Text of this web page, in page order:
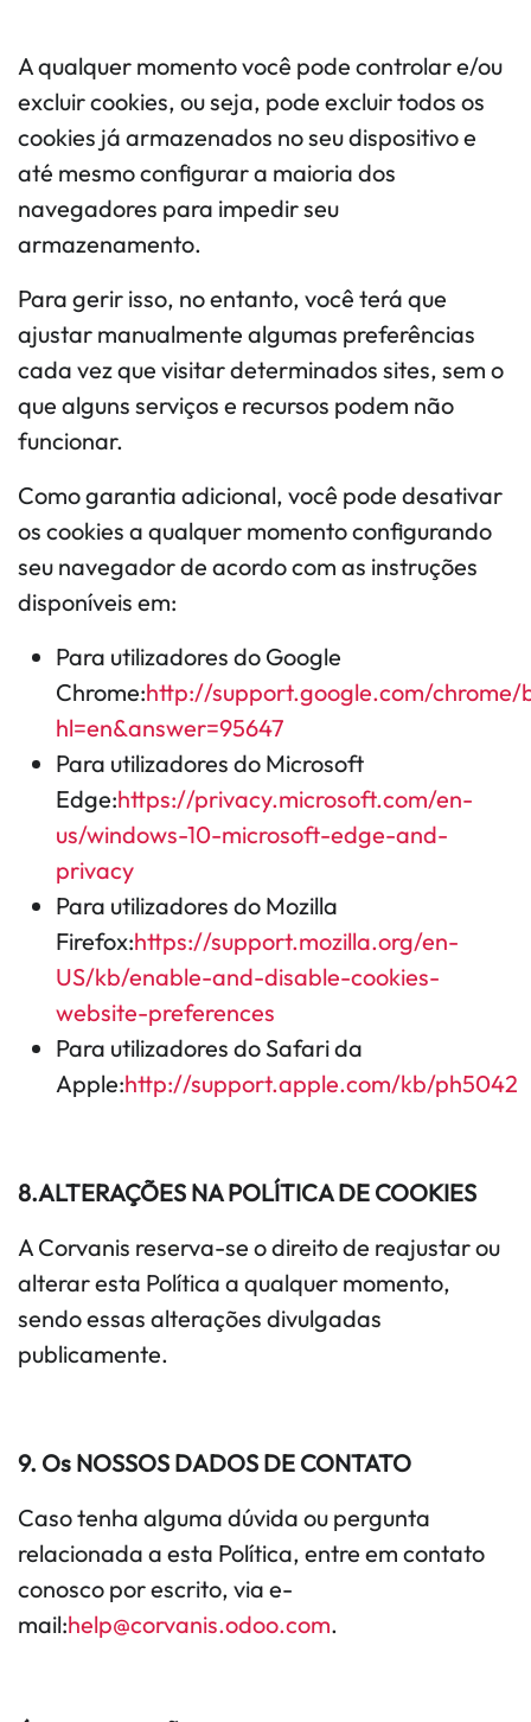
A qualquer momento você pode controlar e/ou
excluir cookies, ou seja, pode excluir todos os
cookies já armazenados no seu dispositivo e
até mesmo configurar a maioria dos
navegadores para impedir seu
armazenamento.
Para gerir isso, no entanto, você terá que
ajustar manualmente algumas preferências
cada vez que visitar determinados sites, sem o
que alguns serviços e recursos podem não
funcionar.
Como garantia adicional, você pode desativar
os cookies a qualquer momento configurando
seu navegador de acordo com as instruções
disponíveis em:
Para utilizadores do Google
Chrome:http://support.google.com/chrome/
hl=en&answer=95647
Para utilizadores do Microsoft
Edge:https://privacy.microsoft.com/en-
us/windows-10-microsoft-edge-and-
privacy
Para utilizadores do Mozilla
Firefox:https://support.mozilla.org/en-
US/kb/enable-and-disable-cookies-
website-preferences
Para utilizadores do Safari da
Apple:http://support.apple.com/kb/ph5042
8.ALTERAÇÕES NA POLÍTICA DE COOKIES
A Corvanis reserva-se o direito de reajustar ou
alterar esta Política a qualquer momento,
sendo essas alterações divulgadas
publicamente.
9. Os NOSSOS DADOS DE CONTATO
Caso tenha alguma dúvida ou pergunta
relacionada a esta Política, entre em contato
conosco por escrito, via e-
mail:help@corvanis.odoo.com.